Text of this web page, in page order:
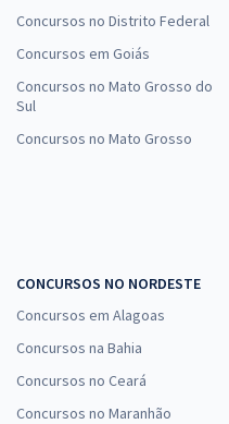
Concursos no Distrito Federal
Concursos em Goiás
Concursos no Mato Grosso do
Sul
Concursos no Mato Grosso
CONCURSOS NO NORDESTE
Concursos em Alagoas
Concursos na Bahia
Concursos no Ceará
Concursos no Maranhão